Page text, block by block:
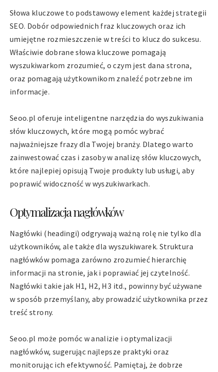
Słowa kluczowe to podstawowy element każdej strategii
SEO. Dobór odpowiednich fraz kluczowych oraz ich
umiejętne rozmieszczenie w treści to klucz do sukcesu.
Właściwie dobrane słowa kluczowe pomagają
wyszukiwarkom zrozumieć, o czym jest dana strona,
oraz pomagają użytkownikom znaleźć potrzebne im
informacje.
Seoo.pl oferuje inteligentne narzędzia do wyszukiwania
słów kluczowych, które mogą pomóc wybrać
najważniejsze frazy dla Twojej branży. Dlatego warto
zainwestować czas i zasoby w analizę słów kluczowych,
które najlepiej opisują Twoje produkty lub usługi, aby
poprawić widoczność w wyszukiwarkach.
Optymalizacja nagłówków
Nagłówki (headingi) odgrywają ważną rolę nie tylko dla
użytkowników, ale także dla wyszukiwarek. Struktura
nagłówków pomaga zarówno zrozumieć hierarchię
informacji na stronie, jak i poprawiać jej czytelność.
Nagłówki takie jak H1, H2, H3 itd., powinny być używane
w sposób przemyślany, aby prowadzić użytkownika przez
treść strony.
Seoo.pl może pomóc w analizie i optymalizacji
nagłówków, sugerując najlepsze praktyki oraz
monitorując ich efektywność. Pamiętaj, że dobrze